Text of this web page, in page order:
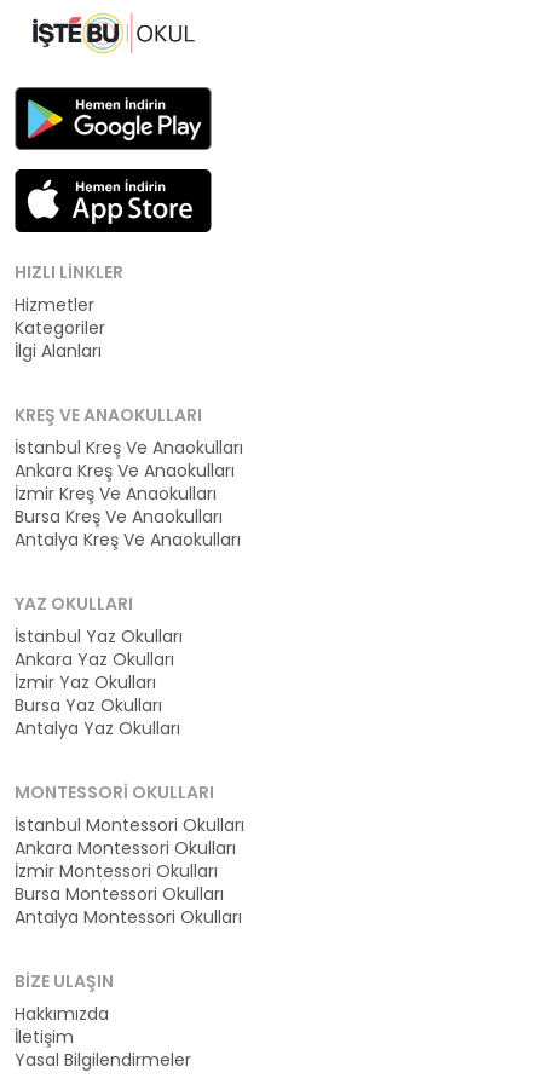
HIZLI LINKLER
Hizmetler
Kategoriler
İlgi Alanları
KREŞ VE ANAOKULLARI
İstanbul Kreş Ve Anaokulları
Ankara Kreş Ve Anaokulları
İzmir Kreş Ve Anaokulları
Bursa Kreş Ve Anaokulları
Antalya Kreş Ve Anaokulları
YAZ OKULLARI
İstanbul Yaz Okulları
Ankara Yaz Okulları
İzmir Yaz Okulları
Bursa Yaz Okulları
Antalya Yaz Okulları
MONTESSORI OKULLARI
İstanbul Montessori Okulları
Ankara Montessori Okulları
İzmir Montessori Okulları
Bursa Montessori Okulları
Antalya Montessori Okulları
BIZE ULAŞIN
Hakkımızda
İletişim
Yasal Bilgilendirmeler